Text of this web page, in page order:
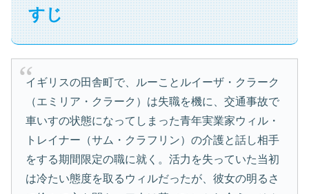
すじ
イギリスの田舎町で、ルーことルイーザ・クラーク
（エミリア・クラーク）は失職を機に、交通事故で
車いすの状態になってしまった青年実業家ウィル・
トレイナー（サム・クラフリン）の介護と話し相手
をする期間限定の職に就く。活力を失っていた当初
は冷たい態度を取るウィルだったが、彼女の明るさ